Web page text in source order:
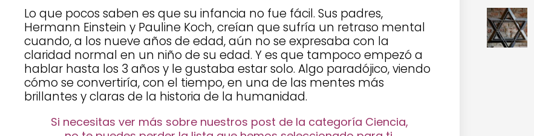
Lo que pocos saben es que su infancia no fue fácil. Sus padres,
Hermann Einstein y Pauline Koch, creían que sufría un retraso mental
cuando, a los nueve años de edad, aún no se expresaba con la
claridad normal en un niño de su edad. Y es que tampoco empezó a
hablar hasta los 3 años y le gustaba estar solo. Algo paradójico, viendo
cómo se convertiría, con el tiempo, en una de las mentes más
brillantes y claras de la historia de la humanidad.
Si necesitas ver más sobre nuestros post de la categoría Ciencia,